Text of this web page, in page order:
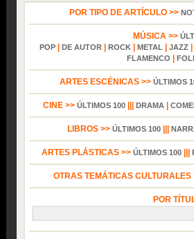
POR TIPO DE ARTÍCULO >>
MÚSICA >>
POP| DE AUTOR| ROCK| METAL| JAZZ|
FLAMENCO
ARTES ESCÉNICAS >> ÚLTIMOS
CINE >> ÚLTIMOS 100 DRAMA
LIBROS >> ÚLTIMOS 100
ARTES PLÁSTICAS >> ÚLTIMOS 100
OTRAS TEMÁTICAS CULTURALES
POR